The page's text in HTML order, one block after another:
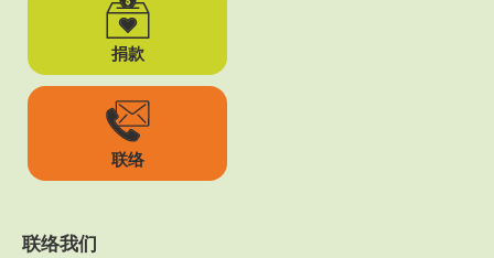
捐款
联络
联络我们